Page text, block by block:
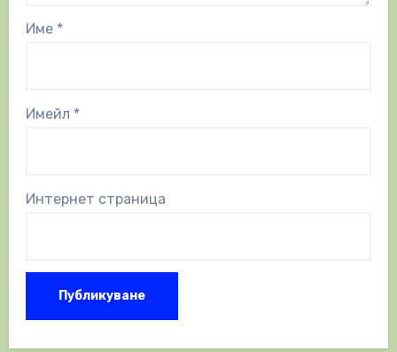
Име *
Имейл *
Интернет страница